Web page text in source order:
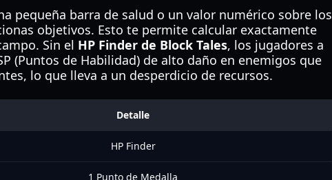
pequeña barra de salud o un valor numérico sobre los
objetivos. Esto te permite calcular exactamente
Sin el HP Finder de Block Tales, los jugadores a
(Puntos de Habilidad) de alto daño en enemigos que
lo que lleva a un desperdicio de recursos.
Detalle
HP Finder
1 Punto de Medalla